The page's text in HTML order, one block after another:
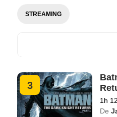
STREAMING
3
1h
De